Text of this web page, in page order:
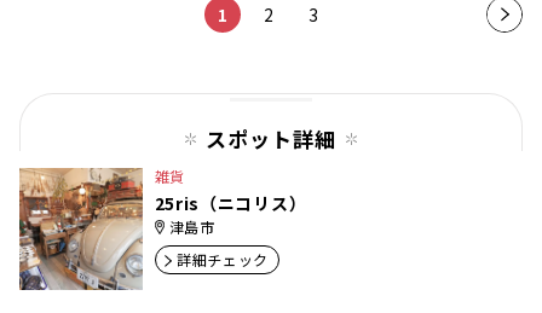
1 2 3
次の
スポット詳細
雑貨
25ris（ニコリス）
津島市
詳細チェック